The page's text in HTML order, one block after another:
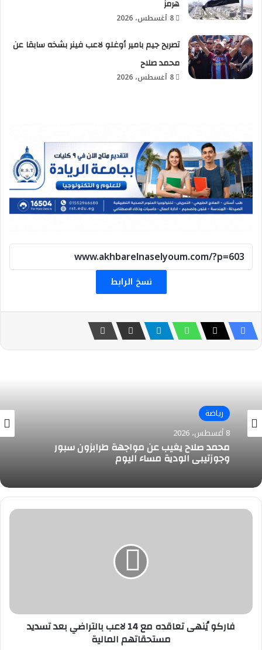
هرمز
8 أغسطس، 2026
تصريح جيم بامير أوغلو لاعب فينر بشخه سابقا عن
محمد صلاح
8 أغسطس، 2026
نسخ الرابط
رياضة
8 أغسطس، 2026
محمد صلاح يغيب عن مواجهة طرابزون سبور
اقتصاد
8 أغسطس، 2026
تعرف على أسعار الذهب خلال تعاملات اليوم
فاركو
تسديد
مستحقاتهم
فاركو يُنهى تعاقده مع 14 لاعب بالتراضي بعد تسديد
مستحقاتهم المالية